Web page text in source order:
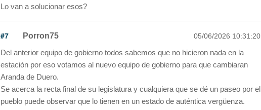
Lo van a solucionar esos?
#7 Porron75 05/06/2026 10:31:20
Del anterior equipo de gobierno todos sabemos que no hicieron nada en la
estación por eso votamos al nuevo equipo de gobierno para que cambiaran
Aranda de Duero.
Se acerca la recta final de su legislatura y cualquiera que se dé un paseo por el
pueblo puede observar que lo tienen en un estado de auténtica vergüenza.